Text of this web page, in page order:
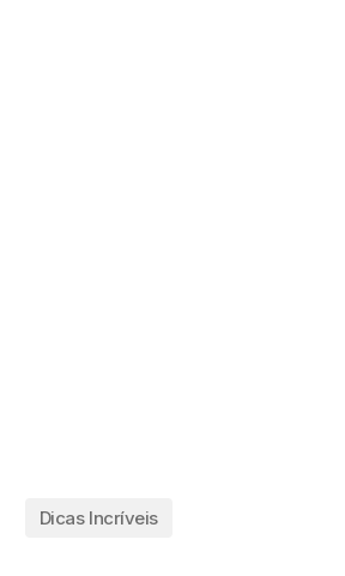
Dicas Incríveis